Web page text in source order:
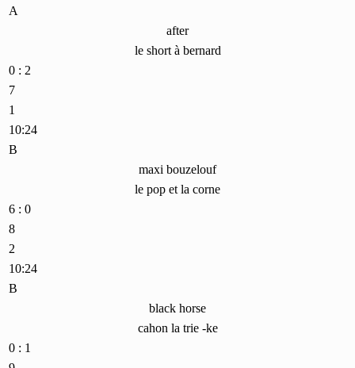
A
after
le short à bernard
0 : 2
7
1
10:24
B
maxi bouzelouf
le pop et la corne
6 : 0
8
2
10:24
B
black horse
cahon la trie -ke
0 : 1